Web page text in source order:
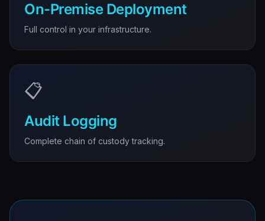
On-Premise Deployment
Full control in your infrastructure.
📋
Audit Logging
Complete chain of custody tracking.